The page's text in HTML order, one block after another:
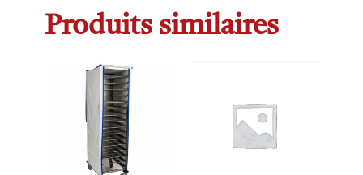
Produits similaires